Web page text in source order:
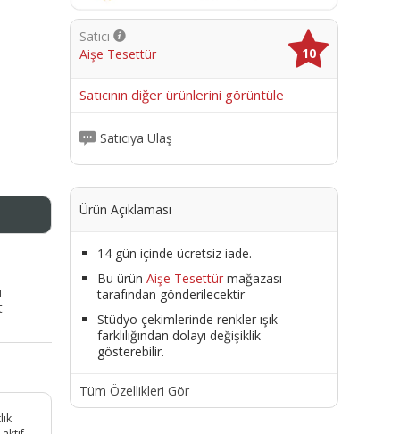
Satıcı
Aişe Tesettür
10
Satıcının diğer ürünlerini görüntüle
Satıcıya Ulaş
Ürün Açıklaması
14 gün içinde ücretsiz iade.
Bu ürün Aişe Tesettürmağazası
tarafından gönderilecektir
Stüdyo çekimlerinde renkler ışık
farklılığından dolayı değişiklik
gösterebilir.
Tüm Özellikleri Gör